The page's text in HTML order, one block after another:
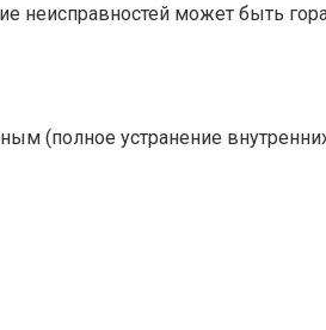
неисправностей может быть
(полное устранение